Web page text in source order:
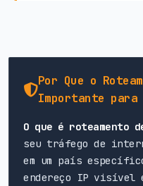
Por Que o
Importante para
O que é roteamento
seu tráfego de
em um país
endereço IP visível